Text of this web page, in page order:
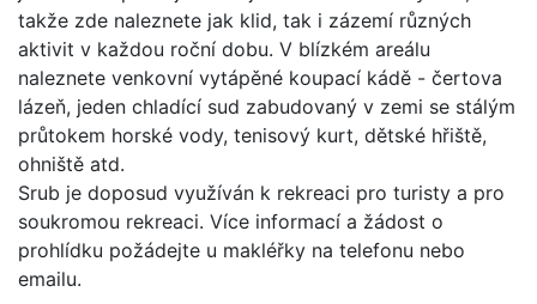
takže zde naleznete jak klid, tak i zázemí různých
aktivit v každou roční dobu. V blízkém areálu
naleznete venkovní vytápěné koupací kádě - čertova
lázeň, jeden chladící sud zabudovaný v zemi se stálým
průtokem horské vody, tenisový kurt, dětské hřiště,
ohniště atd.
Srub je doposud využíván k rekreaci pro turisty a pro
soukromou rekreaci. Více informací a žádost o
prohlídku požádejte u makléřky na telefonu nebo
emailu.